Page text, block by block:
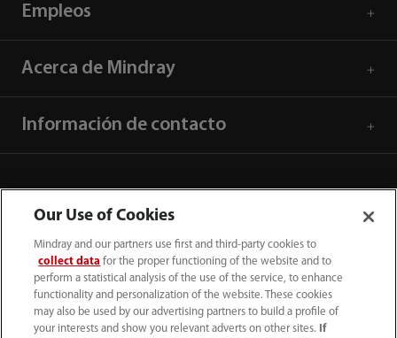
Empleos
Acerca de Mindray
Información de contacto
Our Use of Cookies
Mindray and our partners use first and third-party cookies to
collect data for the proper functioning of the website and to
perform a statistical analysis of the use of the service, to enhance
functionality and personalization of the website. These cookies
may also be used by our advertising partners to build a profile of
your interests and show you relevant adverts on other sites.
If